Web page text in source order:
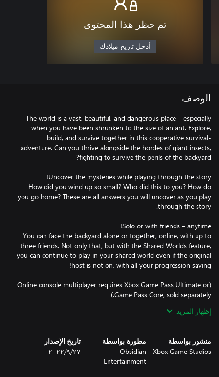
تم حظر هذا المحتوى
أدخل تاريخ ميلادك
الوصف
The world is a vast, beautiful, and dangerous place – especially
when you have been shrunken to the size of an ant. Explore,
build, and survive together in this cooperative survival-
adventure. Can you thrive alongside the hordes of giant insects,
How did you wind up so small? Who did this to you? How do
you go home? These are all answers you will uncover as you play
You can face the backyard alone or together, online, with up to
three friends. Not only that, but with the Shared Worlds feature,
you can continue to play in your shared world even if the original
(Online console multiplayer requires Xbox Game Pass Ultimate or
termite den, and even the sweltering heat found in the sandbox.
You can even attract them to different places in the yard by
activating the MIX.R devices. However, the more you interfere
إظهار المزيد
منشور بواسطة
Xbox Game Studios
مطورة بواسطة
Obsidian
Entertainment
تاريخ الإصدار
٢٧‏/٩‏/٢٠٢٢